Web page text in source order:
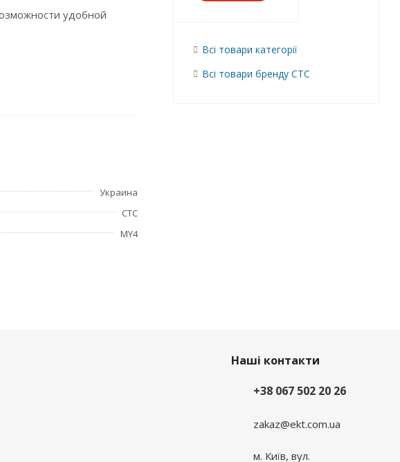
удобной
Украина
СТС
MY4
Всі товари категорії
Всі товари бренду СТС
Наші контакти
+38 067 502 20 26
zakaz@ekt.com.ua
м. Київ, вул.